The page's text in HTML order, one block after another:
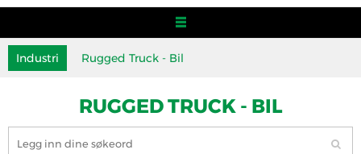
Industri Rugged Truck - Bil
RUGGED TRUCK - BIL